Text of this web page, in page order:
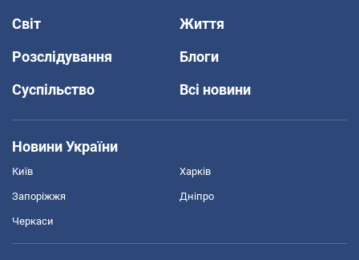
Світ
Життя
Розслідування
Блоги
Суспільство
Всі новини
Новини України
Київ Харків
Запоріжжя Дніпро
Черкаси